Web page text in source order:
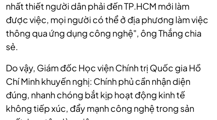
nhất thiết người dân phải đến TP.HCM mới làm
được việc, mọi người có thể ở địa phương làm việc
thông qua ứng dụng công nghệ", ông Thắng chia
sẻ.
Do vậy, Giám đốc Học viện Chính trị Quốc gia Hồ
Chí Minh khuyến nghị: Chính phủ cần nhận diện
đúng, nhanh chóng bắt kịp hoạt động kinh tế
không tiếp xúc, đẩy mạnh công nghệ trong sản